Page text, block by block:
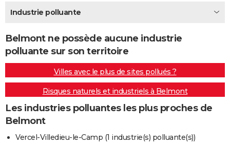
Destinations
City break
Voyage nature
Voyage de noces
Forum
Climat
+PHOTO
GUIDES D'ACHAT
BONS PLANS
CARTE DE VOEUX
Carte de Noël
Carte Bonne année
Carte Saint-Valentin
Carte Pâques
Carte d'anniversaire
DICTIONNAIRE
Dictionnaire
Biographies
Citations
Expressions
Proverbes
PROGRAMME TV
COPAINS D'AVANT
Industrie polluante
Belmont ne possède aucune industrie
polluante sur son territoire
Villes avec le plus de sites pollués ?
Risques naturels et industriels à Belmont
Les industries polluantes les plus proches de
Belmont
Vercel-Villedieu-le-Camp (1 industrie(s) polluante(s))